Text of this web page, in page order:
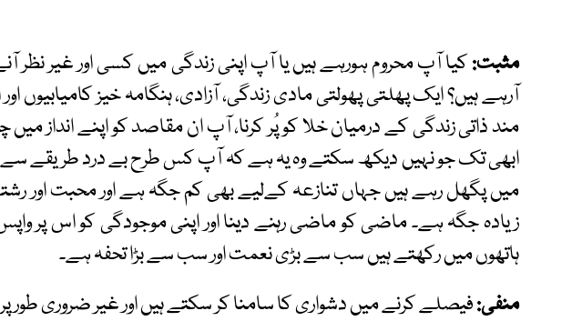
مثبت:کیا آپ محروم ہورہے ہیں یا آپ اپنی زندگی میں کسی اور غیر نظر
آرہے ہیں؟ ایک پھلتی پھولتی مادی زندگی، آزادی، ہنگامہ خیز کامیابیوں
مند ذاتی زندگی کے درمیان خلا کو پُر کرنا، آپ ان مقاصد کو اپنے انداز
ابھی تک جو نہیں دیکھ سکتے وہ یہ ہے کہ آپ کس طرح بے درد طریقے
میں پگھل رہے ہیں جہاں تنازعہ کےلیے بھی کم جگہ ہے اور محبت اور
زیادہ جگہ ہے۔ ماضی کو ماضی رہنے دینا اور اپنی موجودگی کو اس پر
ہاتھوں میں رکھتے ہیں سب سے بڑی نعمت اور سب سے بڑا تحفہ ہے۔
منفی:فیصلے کرنے میں دشواری کا سامنا کر سکتے ہیں اور غیر ضروری طور